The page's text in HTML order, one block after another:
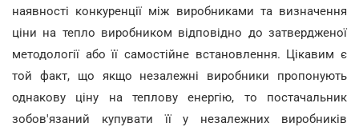
наявності конкуренції між виробниками та визначення
ціни на тепло виробником відповідно до затвердженої
методології або її самостійне встановлення. Цікавим є
той факт, що якщо незалежні виробники пропонують
однакову ціну на теплову енергію, то постачальник
зобов'язаний купувати її у незалежних виробників